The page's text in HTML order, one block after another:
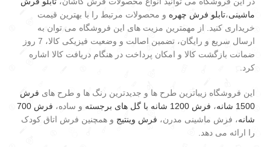
ماشینی،تابلو فرش چهره و محصولات مرتبط را با بهترین قیمت
خریداری کنید. از مهمترین مزیت های این فروشگاه می توان به
ارسال سریع و رایگان، تضمین اصالت و وضعیت فیزیکی کالا، 7 روز
ضمانت بازگشت کالا و امکان پرداخت در هنگام دریافت کالا اشاره
کرد.
این فروشگاه زیباترین طرح ها و جدیدترین رنگ ها و طرح های فرش
1500 شانه
، فرش 1200 شانه با گل های برجسته و ساده،
فرش 700
شانه، فرش ماشینی مدرن، فرش وینتیج و همچنین فرش اتاق کودک
را ارائه می دهد.